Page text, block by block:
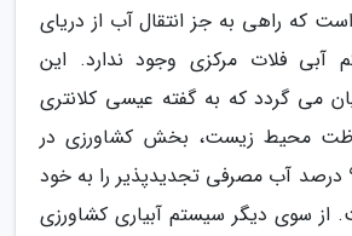
که راهی به جز انتقال آب از دریای
آبی فلات مرکزی وجود ندارد. این
می گردد که به گفته عیسی کلانتری
محیط زیست، بخش کشاورزی در
ایران حدود 80 تا 90 درصد آب مصرفی تجدیدپذیر را به خود
سوی دیگر سیستم آبیاری کشاورزی